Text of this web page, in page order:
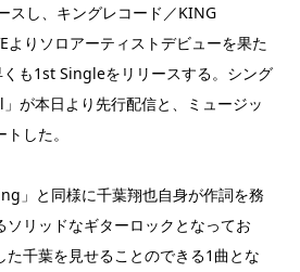
スし、キングレコード／KING
よりソロアーティストデビューを果た
も1st Singleをリリースする。シング
が本日より先行配信と、ミュージッ
した。
」と同様に千葉翔也自身が作詞を務
リッドなギターロックとなってお
た千葉を見せることのできる1曲とな